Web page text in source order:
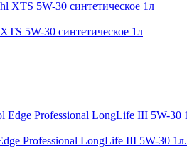
5W-30 синтетическое 1л
Professional LongLife III 5W-30 1л.